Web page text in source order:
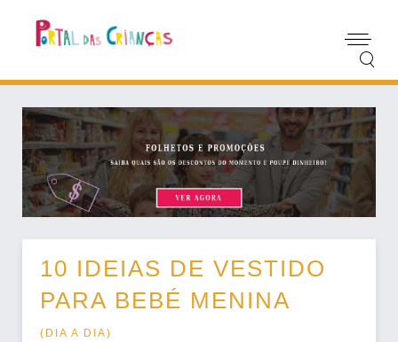
10 IDEIAS DE VESTIDO
PARA BEBÉ MENINA
( DIA A DIA)